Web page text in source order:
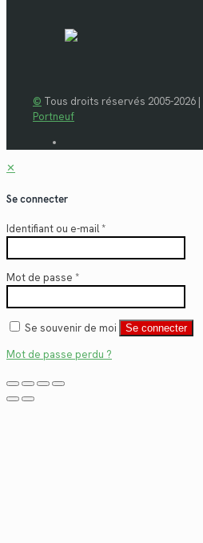
© Tous droits réservés 2005-2026 |
Portneuf
✕
Se connecter
Identifiant ou e-mail*
Mot de passe *
Se souvenir de moi Se connecter
Mot de passe perdu ?